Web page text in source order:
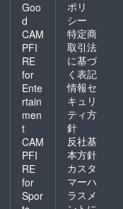
Goo
d
CAM
PFI
RE
for
Ente
rtain
men
t
CAM
PFI
RE
for
Spor
ポリ
シー
特定商
取引法
に基づ
く表記
情報セ
キュリ
ティ方
針
反社基
本方針
カスタ
マーハ
ラスメ